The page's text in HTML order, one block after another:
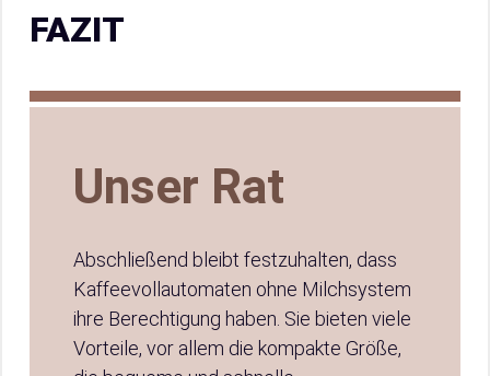
FAZIT
Unser Rat
Abschließend bleibt festzuhalten, dass
Kaffeevollautomaten ohne Milchsystem
ihre Berechtigung haben. Sie bieten viele
Vorteile, vor allem die kompakte Größe,